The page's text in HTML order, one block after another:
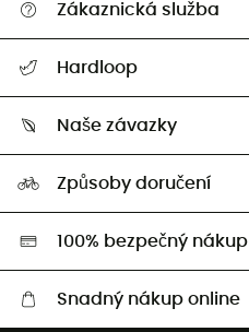
Zákaznická služba
Vrácení zboží a peněz
Hardloop
Naši Ambasadoři
Naše závazky
Second hand
HardGreen
Způsoby doručení
100% bezpečný nákup
Snadný nákup online